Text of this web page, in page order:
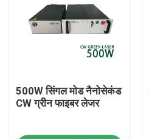
उत्पादों
वीआर शो
500W सिंगल मोड नैनोसेकंड
CW ग्रीन फाइबर लेजर